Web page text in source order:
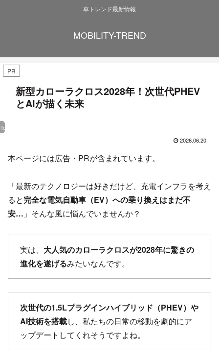
車トレンド最新情報
MOBILITY-TREND
PR
新型カローラクロス2028年！次世代PHEV
とAIが描く未来
Toyota
2026.06.20
本ページには広告・PRが含まれています。
「最新のテクノロジーは好きだけど、充電インフラを考え
ると完全な電気自動車（EV）への乗り換えはまだ不
安… 」そんな風に悩んでいませんか？
実は、 大人気のカローラクロスが2028年に驚きの
進化を遂げるみたいなんです。
次世代の1.5Lプラグインハイブリッド（PHEV）や
AI技術を搭載し、私たちの日常の移動を劇的にア
ップデートしてくれそうですよね。